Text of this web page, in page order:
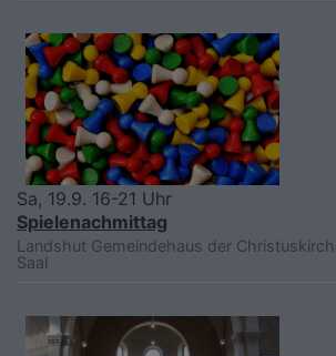
Sa, 19.9. 16-21 Uhr
Spielenachmittag
Landshut Gemeindehaus der
Saal